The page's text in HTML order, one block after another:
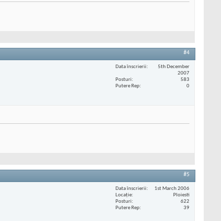
#4
Data înscrierii
5th December
2007
Posturi
583
Putere Rep
0
#5
Data înscrierii
1st March 2006
Locaţie
Ploiesti
Posturi
622
Putere Rep
39